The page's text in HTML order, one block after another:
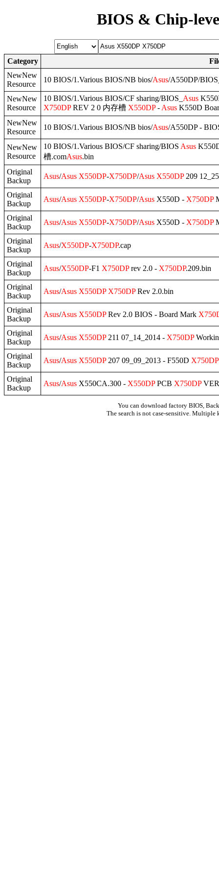
BIOS & Chip-
Category
NewNew
Resource
10 BIOS/1.Various BIOS/NB bios/Asus/A550DP/
NewNew
Resource
10 BIOS/1.Various BIOS/CF sharing/BIOS_ Asus
X750DPREV 2 0 内存槽 X550DP- Asus K550D
NewNew
Resource
10 BIOS/1.Various BIOS/NB bios/Asus/A550DP -
NewNew
Resource
10 BIOS/1.Various BIOS/CF sharing/BIOS Asus
槽.comAsus.bin
Original
Backup
Asus/Asus X550DP-X750DP/Asus X550DP209
Original
Backup
Asus/Asus X550DP-X750DP/Asus X550D - X750DP
Original
Backup
Asus/Asus X550DP-X750DP/Asus X550D - X750DP
Original
Backup
Asus/X550DP-X750DP.cap
Original
Backup
Asus/X550DP-F1 X750DPrev 2.0 - X750DP.209.bin
Original
Backup
Asus/Asus X550DP X750DPRev 2.0.bin
Original
Backup
Asus/Asus X550DPRev 2.0 BIOS - Board Mark
Original
Backup
Asus/Asus X550DP211 07_14_2014 - X750DP
Original
Backup
Asus/Asus X550DP207 09_09_2013 - F550D X750DP
Original
Backup
Asus/Asus X550CA.300 - X550DPPCB X750DP
You can download factory BIOS,
The search is not case-sensitive. Multiple